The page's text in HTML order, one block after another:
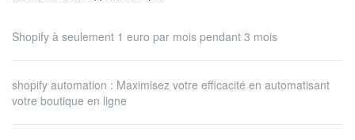
Shopify à seulement 1 euro par mois pendant 3 mois
shopify automation : Maximisez votre efficacité en automatisant
votre boutique en ligne